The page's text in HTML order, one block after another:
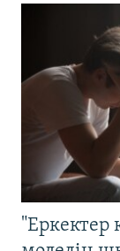
"Еркектер